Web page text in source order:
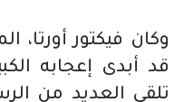
وكان فيكتور أورتا،
قد أبدى إعجابه
تلقى العديد من